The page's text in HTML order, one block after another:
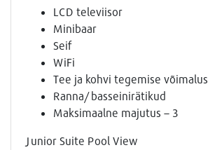
LCD televiisor
Minibaar
Seif
WiFi
Tee ja kohvi tegemise võimalus
Ranna/ basseinirätikud
Maksimaalne majutus – 3
Junior Suite Pool View